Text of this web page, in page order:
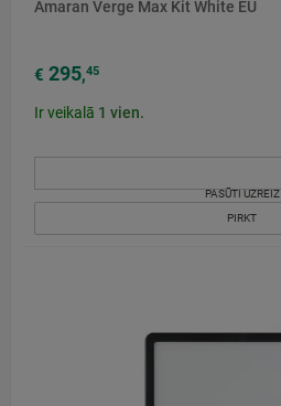
Amaran Verge Max Kit White EU
€ 295,45
Ir veikalā 1 vien.
PASŪTI UZREIZ
PIRKT